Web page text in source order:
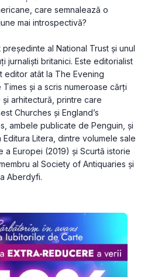
care semnalează o
mai introspectivă?
președinte al National Trust și unul
jurnaliști britanici. Este editorialist
editor atât la The Evening
și a scris numeroase cărți
arhitectură, printre care
Churches și England’s
ambele publicate de Penguin, și
Editura Litera, dintre volumele sale
a Europei (2019) și Scurtă istorie
al Society of Antiquaries și
Aberdyfi.